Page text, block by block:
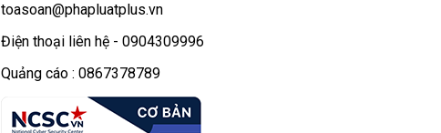
toasoan@phapluatplus.vn
Điện thoại liên hệ - 0904309996
Quảng cáo : 0867378789